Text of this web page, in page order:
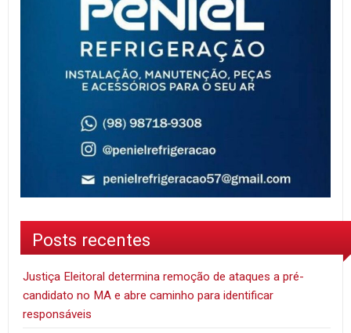
Posts recentes
Justiça Eleitoral determina remoção de ataques a pré-
candidato no MA e abre caminho para identificar
responsáveis